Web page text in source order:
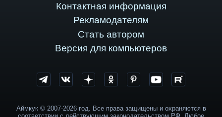
Контактная информация
Рекламодателям
Стать автором
Версия для компьютеров
Аймкук © 2007-2026 год. Все права защищены и охраняются в